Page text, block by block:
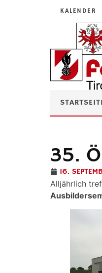
KALENDER
35.
16.
Alljährlich